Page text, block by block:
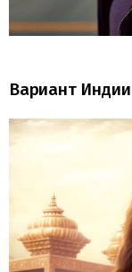
Вариант Индии